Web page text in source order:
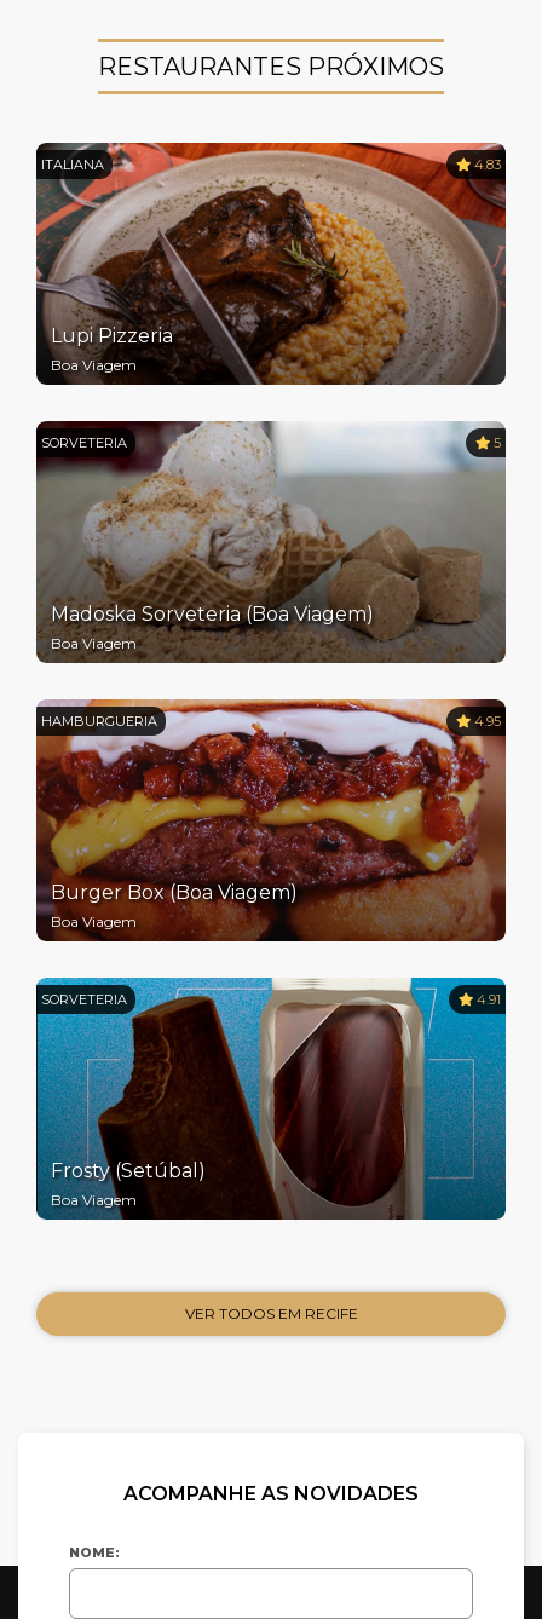
RESTAURANTES PRÓXIMOS
ITALIANA 4.83
Lupi Pizzeria
Boa Viagem
SORVETERIA 5
Madoska Sorveteria (Boa Viagem)
Boa Viagem
HAMBURGUERIA 4.95
Burger Box (Boa Viagem)
Boa Viagem
SORVETERIA 4.91
Frosty (Setúbal)
Boa Viagem
VER TODOS EM RECIFE
ACOMPANHE AS NOVIDADES
NOME: